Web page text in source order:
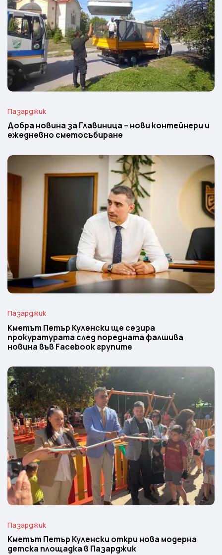
Пазарджик
Добра новина за Главиница – нови контейнери и
ежедневно сметосъбиране
Пазарджик
Кметът Петър Куленски ще сезира
прокуратурата след поредната фалшива
новина във Facebook групите
Пазарджик
Кметът Петър Куленски откри нова модерна
детска площадка в Пазарджик